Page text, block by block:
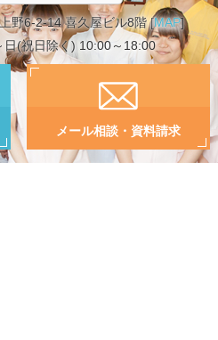
野6-2-14 喜久屋ビル8階 [MAP]
(祝日除く) 10:00～18:00
メール相談・資料請求